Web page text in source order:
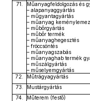
71.
Műanyagfeldolgozás és
– alapanyaggyártás
– műgyantagyártás
– műanyag keménylemez
– műbőrgyártás
– műbőr termék
– műanyaghegesztés
– fröccsöntés
– műanyagszabás
– műanyaghab termék
– műszálgyártás
– műselyemgyártás
72.
Műtrágyagyártás
73.
Mustárgyártás
74.
Műterem (festő)